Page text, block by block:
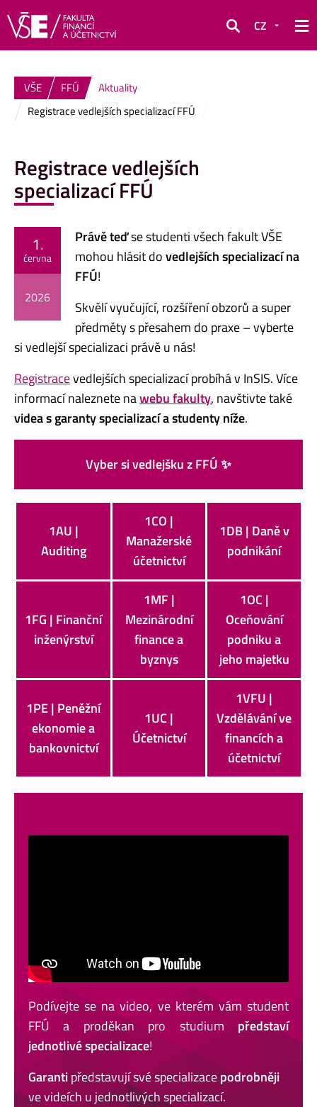
Hledat
CZ
VŠE FFÚ
Aktuality
Registrace vedlejších specializací FFÚ
Registrace vedlejších
specializací FFÚ
1.
června
2026
Právě teďse studenti všech fakult VŠE
mohou hlásit dovedlejších specializací na
FFÚ!
Skvělí vyučující, rozšíření obzorů a super
předměty s přesahem do praxe – vyberte
si vedlejší specializaci právě u nás!
Registracevedlejších specializací probíhá v InSIS. Více
informací naleznete nawebu fakulty, navštivte také
videa s garanty specializací a studenty níže.
Vyber si vedlejšku z FFÚ ✨
1AU |
Auditing
1CO |
Manažerské
účetnictví
1DB | Daně v
podnikání
1FG | Finanční
inženýrství
1MF |
Mezinárodní
finance a
byznys
1OC |
Oceňování
podniku a
jeho majetku
1PE | Peněžní
ekonomie a
bankovnictví
1UC |
Účetnictví
1VFU |
Vzdělávání ve
financích a
účetnictví
Podívejte se na video, ve kterém vám student
FFÚ a proděkan pro studium představí
jednotlivé specializace!
Garantipředstavují své specializacepodrobněji
ve videích u jednotlivých specializací.